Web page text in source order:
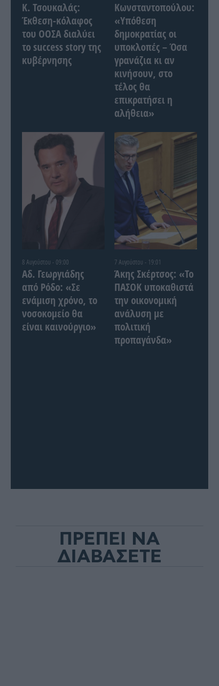
Κ. Τσουκαλάς:
Έκθεση-κόλαφος
του ΟΟΣΑ διαλύει
το success story της
κυβέρνησης
Κωνσταντοπούλου:
«Υπόθεση
δημοκρατίας οι
υποκλοπές – Όσα
γρανάζια κι αν
κινήσουν, στο
τέλος θα
επικρατήσει η
αλήθεια»
8 Αυγούστου - 09:00
Αδ. Γεωργιάδης
από Ρόδο: «Σε
ενάμιση χρόνο, το
νοσοκομείο θα
είναι καινούργιο»
7 Αυγούστου - 19:01
Άκης Σκέρτσος: «Το
ΠΑΣΟΚ υποκαθιστά
την οικονομική
ανάλυση με
πολιτική
προπαγάνδα»
ΠΡΕΠΕΙ ΝΑ
ΔΙΑΒΑΣΕΤΕ